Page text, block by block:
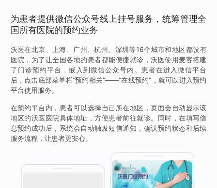
为患者提供微信公众号线上挂号服务，统筹管理全
国所有医院的预约业务
沃医在北京、上海、广州、杭州、深圳等16个城市和地区都设有
医院，为了让全国各地的患者都能便捷就诊，沃医使用麦客搭建
了门诊预约平台，嵌入到微信公众号内。患者在进入微信平台
后，点击底部菜单栏“预约相关”——“在线预约”，就可以进入预约
平台使用服务。
在预约平台内，患者可以选择自己所在地区，页面会自动显示该
地区的沃医医院具体地址，方便患者前往就诊。同时，在填写信
息预约成功后，系统会自动触发短信通知，确认预约状态和后续
服务流程，让患者更安心。